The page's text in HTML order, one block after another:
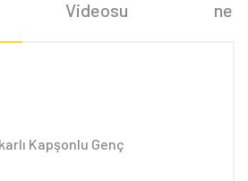
Videosu ne
Kapşonlu Genç